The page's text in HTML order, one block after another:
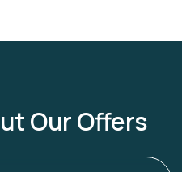
Our Offers